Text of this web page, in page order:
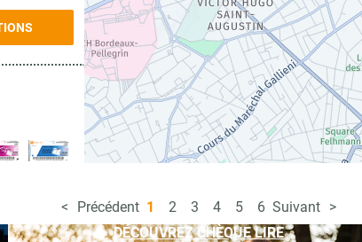
Précédent 1 2 3 4 5 6 Suivant
DÉCOUVREZ CHÈQUE LIRE